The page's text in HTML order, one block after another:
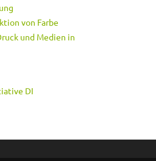
von Farbe
und Medien in
DI